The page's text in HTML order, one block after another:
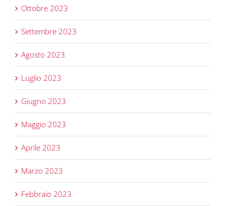
Ottobre 2023
Settembre 2023
Agosto 2023
Luglio 2023
Giugno 2023
Maggio 2023
Aprile 2023
Marzo 2023
Febbraio 2023